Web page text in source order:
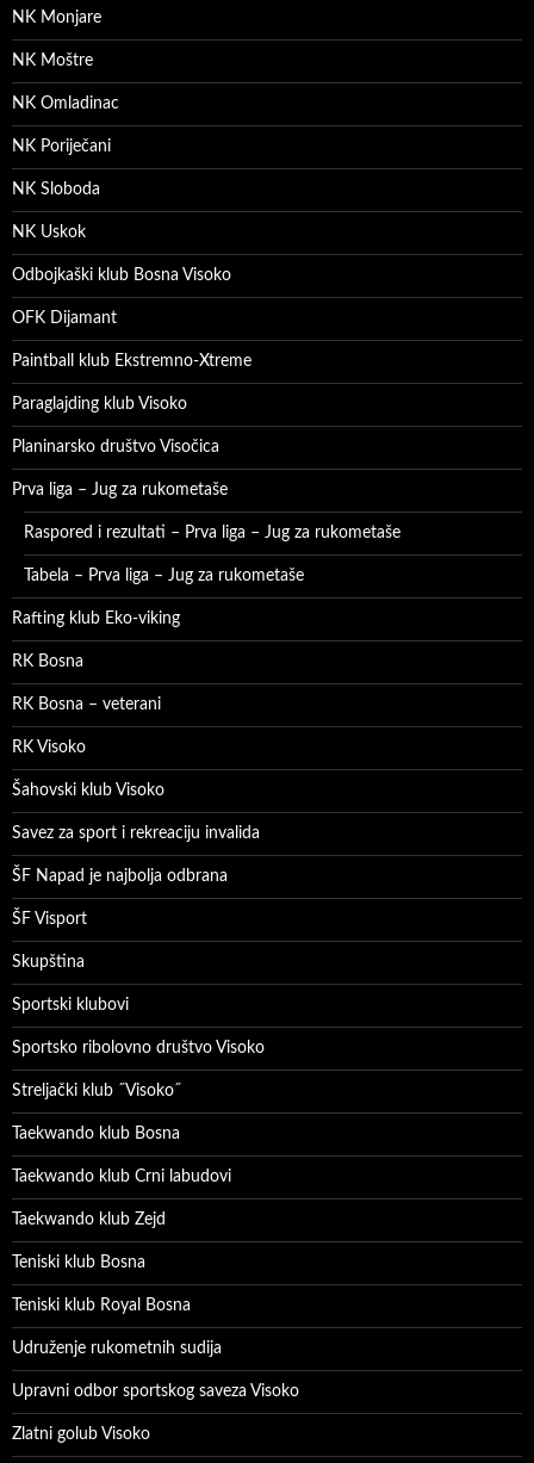
NK Monjare
NK Moštre
NK Omladinac
NK Poriječani
NK Sloboda
NK Uskok
Odbojkaški klub Bosna Visoko
OFK Dijamant
Paintball klub Ekstremno-Xtreme
Paraglajding klub Visoko
Planinarsko društvo Visočica
Prva liga – Jug za rukometaše
Raspored i rezultati – Prva liga – Jug za rukometaše
Tabela – Prva liga – Jug za rukometaše
Rafting klub Eko-viking
RK Bosna
RK Bosna – veterani
RK Visoko
Šahovski klub Visoko
Savez za sport i rekreaciju invalida
ŠF Napad je najbolja odbrana
ŠF Visport
Skupština
Sportski klubovi
Sportsko ribolovno društvo Visoko
Streljački klub ˝Visoko˝
Taekwando klub Bosna
Taekwando klub Crni labudovi
Taekwando klub Zejd
Teniski klub Bosna
Teniski klub Royal Bosna
Udruženje rukometnih sudija
Upravni odbor sportskog saveza Visoko
Zlatni golub Visoko